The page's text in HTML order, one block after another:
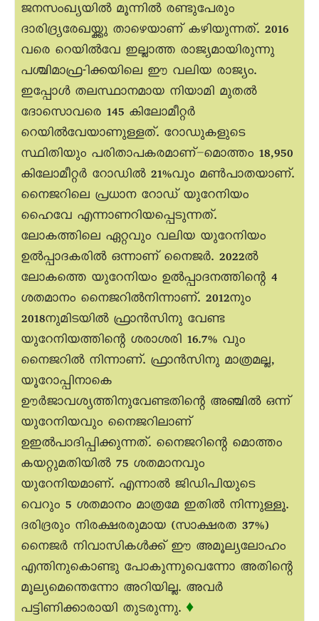
ജനസംഖ്യയിൽ മൂന്നിൽ രണ്ടുപേരും
ദാരിദ്ര്യരേഖയ്ക്കു താഴെയാണ് കഴിയുന്നത്. 2016
വരെ റെയിൽവേ ഇല്ലാത്ത രാജ്യമായിരുന്നു
പശ്ചിമാഫ്ര-ിക്കയിലെ ഈ വലിയ രാജ്യം.
ഇപ്പോൾ തലസ്ഥാനമായ നിയാമി മുതൽ
ദോസൊവരെ 145 കിലോമീറ്റർ
റെയിൽവേയാണുള്ളത്. റോഡുകളുടെ
സ്ഥിതിയും പരിതാപകരമാണ്–മൊത്തം 18,950
കിലോമീറ്റർ റോഡിൽ 21%വും മൺപാതയാണ്.
നെെജറിലെ പ്രധാന റോഡ് യുറേനിയം
ഹെെവേ എന്നാണറിയപ്പെടുന്നത്.
ലോകത്തിലെ ഏറ്റവും വലിയ യുറേനിയം
ഉൽപ്പാദകരിൽ ഒന്നാണ് നെെജർ. 2022ൽ
ലോകത്തെ യുറേനിയം ഉൽപ്പാദനത്തിന്റെ 4
ശതമാനം നെെജറിൽനിന്നാണ്. 2012നും
2018നുമിടയിൽ ഫ്രാൻസിനു വേണ്ട
യുറേനിയത്തിന്റെ ശരാശരി 16.7% വും
നെെജറിൽ നിന്നാണ്. ഫ്രാൻസിനു മാത്രമല്ല,
യൂറോപ്പിനാകെ
ഊർജാവശ്യത്തിനുവേണ്ടതിന്റെ അഞ്ചിൽ ഒന്ന്
യുറേനിയവും നെെജറിലാണ്
ഉഇൽപാദിപ്പിക്കുന്നത്. നെെജറിന്റെ മൊത്തം
കയറ്റുമതിയിൽ 75 ശതമാനവും
യുറേനിയമാണ്. എന്നാൽ ജിഡിപിയുടെ
വെറും 5 ശതമാനം മാത്രമേ ഇതിൽ നിന്നുള്ളൂ.
ദരിദ്രരും നിരക്ഷരരുമായ (സാക്ഷരത 37%)
നെെജർ നിവാസികൾക്ക് ഈ അമൂല്യലോഹം
എന്തിനുകൊണ്ടു പോകുന്നുവെന്നോ അതിന്റെ
മൂല്യമെന്തെന്നോ അറിയില്ല. അവർ
പട്ടിണിക്കാരായി തുടരുന്നു. ♦